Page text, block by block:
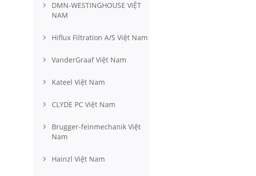
DMN-WESTINGHOUSE VIỆT
NAM
Hiflux Filtration A/S Việt Nam
VanderGraaf Việt Nam
Kateel Việt Nam
CLYDE PC Việt Nam
Brugger-feinmechanik Việt
Nam
Hainzl Việt Nam